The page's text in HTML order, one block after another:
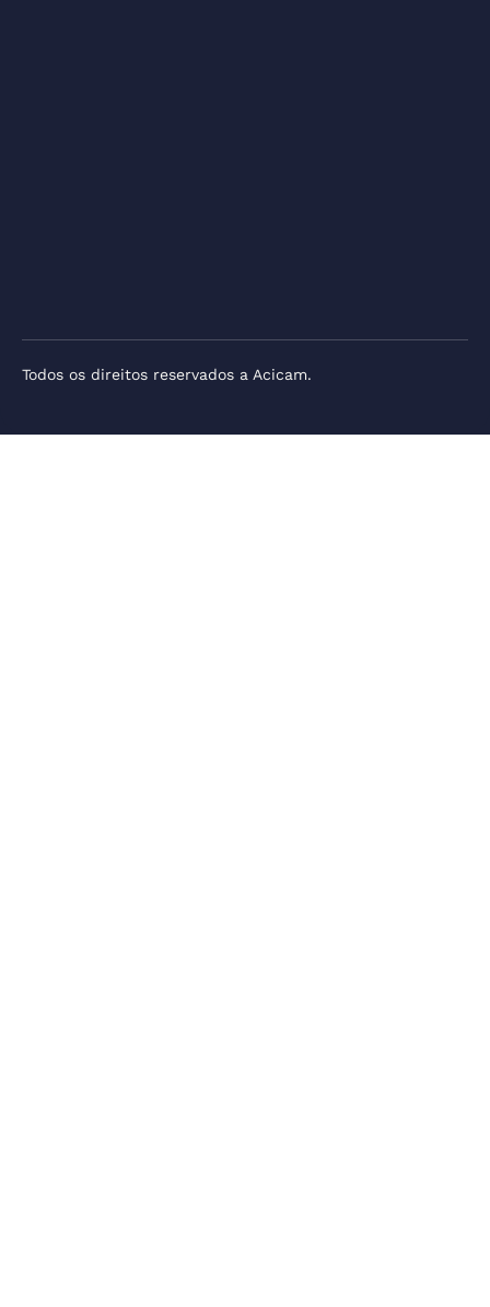
Todos os direitos reservados a Acicam.